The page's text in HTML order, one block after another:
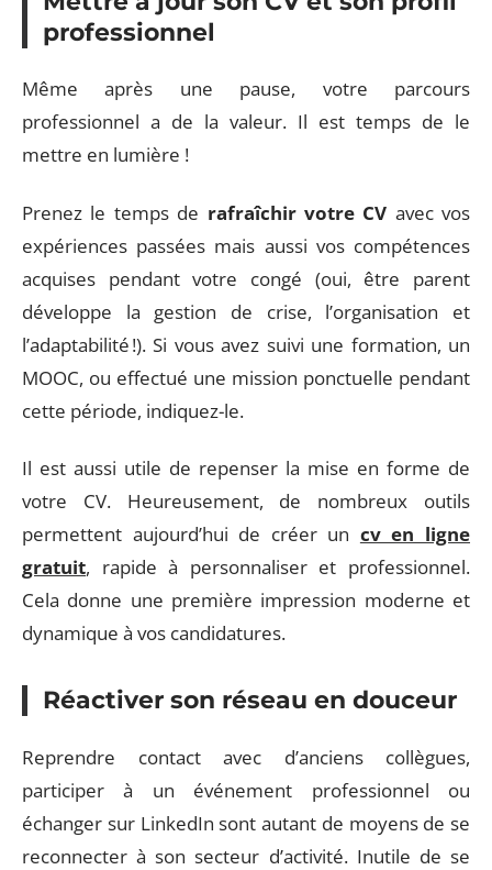
professionnel
Même après une pause, votre parcours
professionnel a de la valeur. Il est temps de le
mettre en lumière !
Prenez le temps de rafraîchir votre CV avec vos
expériences passées mais aussi vos compétences
acquises pendant votre congé (oui, être parent
développe la gestion de crise, l’organisation et
l’adaptabilité !). Si vous avez suivi une formation, un
MOOC, ou effectué une mission ponctuelle pendant
cette période, indiquez-le.
Il est aussi utile de repenser la mise en forme de
votre CV. Heureusement, de nombreux outils
permettent aujourd’hui de créer un cv en ligne
gratuit, rapide à personnaliser et professionnel.
Cela donne une première impression moderne et
dynamique à vos candidatures.
Réactiver son réseau en douceur
Reprendre contact avec d’anciens collègues,
participer à un événement professionnel ou
échanger sur LinkedIn sont autant de moyens de se
reconnecter à son secteur d’activité. Inutile de se